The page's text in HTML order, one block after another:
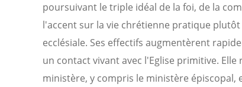
poursuivant le triple idéal de la foi, de la
l'accent sur la vie chrétienne pratique
ecclésiale. Ses effectifs augmentèrent
un contact vivant avec l'Eglise primitive. Elle
ministère, y compris le ministère épiscopal,